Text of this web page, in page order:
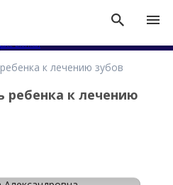
к лечению зубов
ребенка к лечению